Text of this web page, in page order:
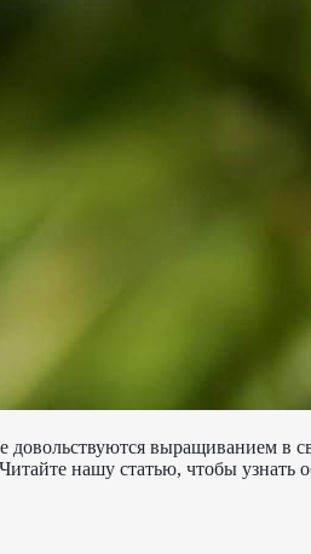
довольствуются выращиванием в
нашу статью, чтобы узнать